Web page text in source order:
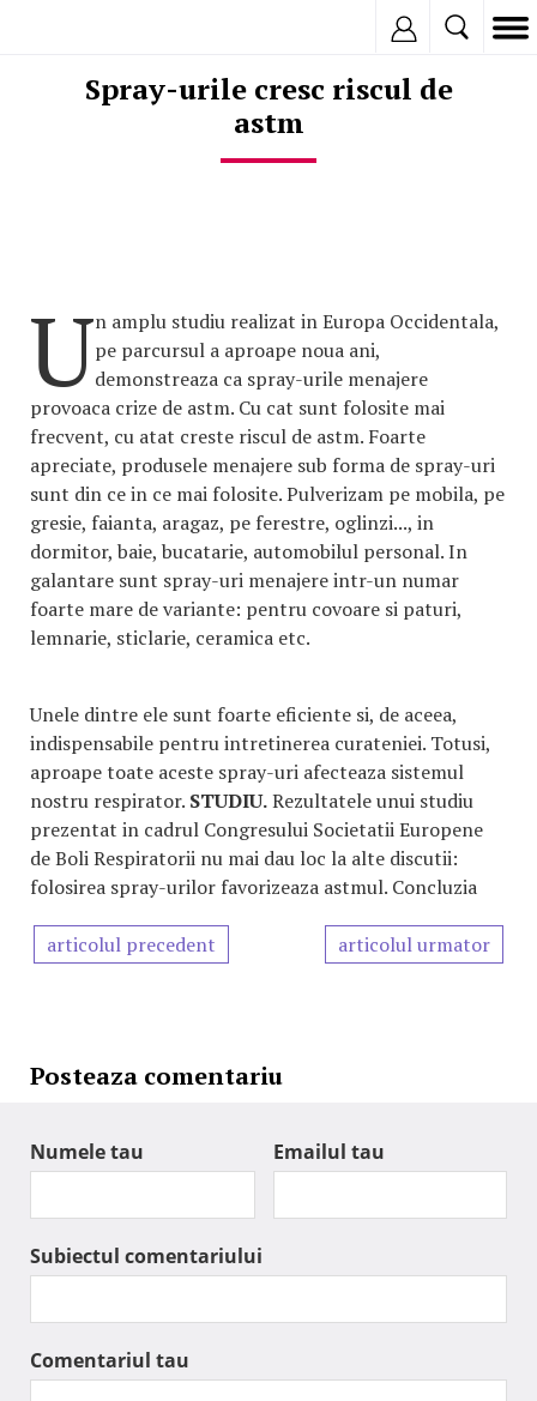
Spray-urile cresc riscul de
astm
Un amplu studiu realizat in Europa Occidentala,
pe parcursul a aproape noua ani,
demonstreaza ca spray-urile menajere
provoaca crize de astm. Cu cat sunt folosite mai
frecvent, cu atat creste riscul de astm. Foarte
apreciate, produsele menajere sub forma de spray-uri
sunt din ce in ce mai folosite. Pulverizam pe mobila, pe
gresie, faianta, aragaz, pe ferestre, oglinzi..., in
dormitor, baie, bucatarie, automobilul personal. In
galantare sunt spray-uri menajere intr-un numar
foarte mare de variante: pentru covoare si paturi,
lemnarie, sticlarie, ceramica etc.
Unele dintre ele sunt foarte eficiente si, de aceea,
indispensabile pentru intretinerea curateniei. Totusi,
aproape toate aceste spray-uri afecteaza sistemul
nostru respirator. STUDIU.Rezultatele unui studiu
prezentat in cadrul Congresului Societatii Europene
de Boli Respiratorii nu mai dau loc la alte discutii:
folosirea spray-urilor favorizeaza astmul. Concluzia
articolul precedent articolul urmator
Posteaza comentariu
Numele tau Emailul tau
Subiectul comentariului
Comentariul tau